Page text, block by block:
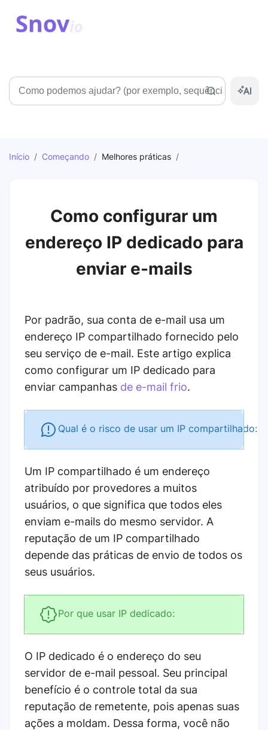
Pesquisar
Início / Começando / Melhores práticas /
Como configurar um
endereço IP dedicado para
enviar e-mails
Por padrão, sua conta de e-mail usa um
endereço IP compartilhado fornecido pelo
seu serviço de e-mail. Este artigo explica
como configurar um IP dedicado para
enviar campanhas de e-mail frio.
Qual é o risco de usar um IP compartilhado:
Um IP compartilhado é um endereço
atribuído por provedores a muitos
usuários, o que significa que todos eles
enviam e-mails do mesmo servidor. A
reputação de um IP compartilhado
depende das práticas de envio de todos os
seus usuários.
Por que usar IP dedicado:
O IP dedicado é o endereço do seu
servidor de e-mail pessoal. Seu principal
benefício é o controle total da sua
reputação de remetente, pois apenas suas
ações a moldam. Dessa forma, você não